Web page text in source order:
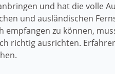
und hat die volle
und ausländischen
empfangen zu können,
richtig ausrichten.